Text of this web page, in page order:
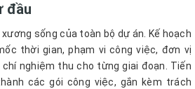
đầu
sống của toàn bộ dự án. Kế hoạch
thời gian, phạm vi công việc, đơn vị
nghiệm thu cho từng giai đoạn. Tiến
các gói công việc, gắn kèm trách